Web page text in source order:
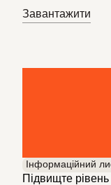
Завантажити
Інформаційний
Підвищте рівень